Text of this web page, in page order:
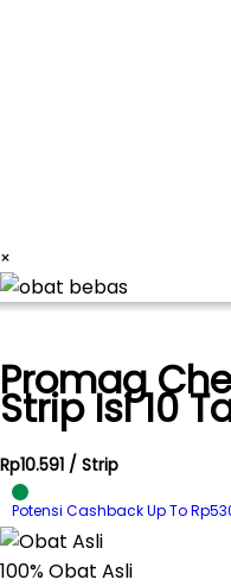
×
Promag
Strip Isi 10
Rp10.591 / Strip
Potensi Cashback Up To
100% Obat Asli